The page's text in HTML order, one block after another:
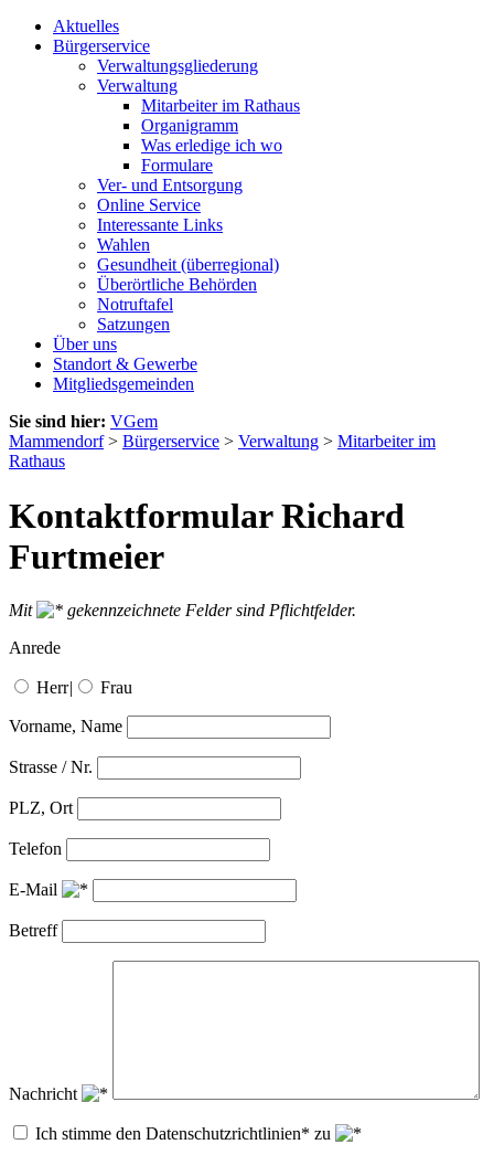
Aktuelles
Bürgerservice
Verwaltungsgliederung
Verwaltung
Mitarbeiter im Rathaus
Organigramm
Was erledige ich wo
Formulare
Ver- und Entsorgung
Online Service
Interessante Links
Wahlen
Gesundheit (überregional)
Überörtliche Behörden
Notruftafel
Satzungen
Über uns
Standort & Gewerbe
Mitgliedsgemeinden
Sie sind hier: VGem
Mammendorf> Bürgerservice > Verwaltung > Mitarbeiter im
Rathaus
Kontaktformular Richard
Furtmeier
Mit
gekennzeichnete Felder sind Pflichtfelder.
Anrede
Herr| Frau
Vorname, Name
Strasse / Nr.
PLZ, Ort
Telefon
E-Mail
Betreff
Nachricht
Ich stimme den Datenschutzrichtlinien* zu